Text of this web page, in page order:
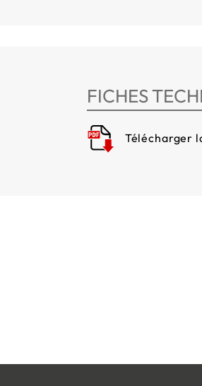
FICHES
Télécharger